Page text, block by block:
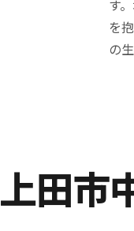
す
を
の
上田市